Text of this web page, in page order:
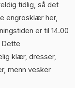
tidlig, så det
engrosklær her,
er til 14.00
Dette
klær, dresser,
menn vesker